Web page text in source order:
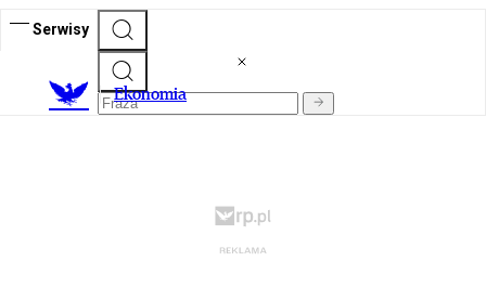
Serwisy
Ekonomia